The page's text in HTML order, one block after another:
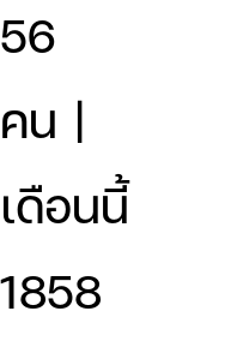
56
คน |
เดือนนี้
1858